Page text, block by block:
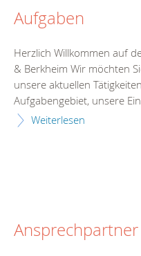
Aufgaben
Herzlich Willkommen auf
& Berkheim Wir möchten
unsere aktuellen
Aufgabengebiet, unsere
Weiterlesen
Ansprechpartner